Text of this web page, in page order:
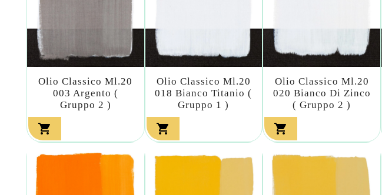
Olio Classico Ml.20
003 Argento (
Gruppo 2 )

Olio Classico Ml.20
018 Bianco Titanio (
Gruppo 1 )

Olio Classico Ml.20
020 Bianco Di Zinco
( Gruppo 2 )
